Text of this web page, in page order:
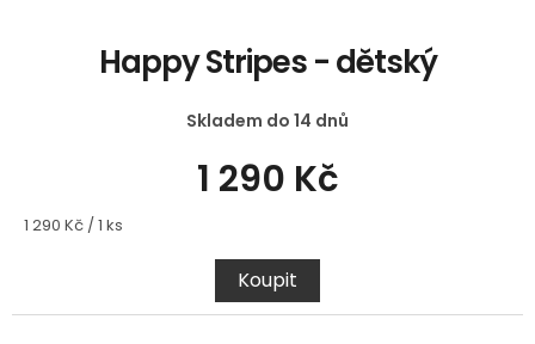
Happy Stripes - dětský
Skladem do 14 dnů
1 290 Kč
Měrná
1 290 Kč / 1 ks
Koupit